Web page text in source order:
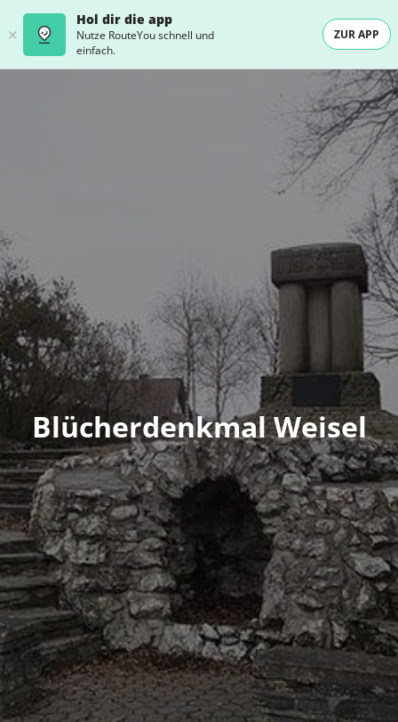
Hol dir die app
Nutze RouteYou schnell und
einfach.
ZUR APP
Blücherdenkmal Weisel